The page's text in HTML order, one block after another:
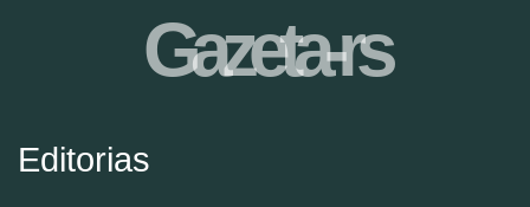
Editorias
Gazeta-rs